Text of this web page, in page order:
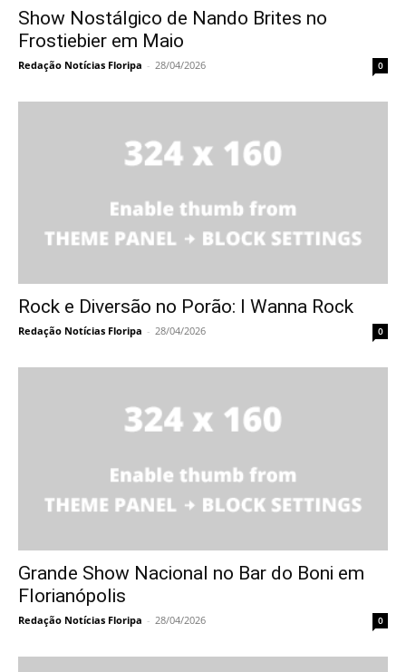
Show Nostálgico de Nando Brites no
Frostiebier em Maio
Redação Notícias Floripa - 28/04/2026 0
Rock e Diversão no Porão: I Wanna Rock
Redação Notícias Floripa - 28/04/2026 0
Grande Show Nacional no Bar do Boni em
Florianópolis
Redação Notícias Floripa - 28/04/2026 0